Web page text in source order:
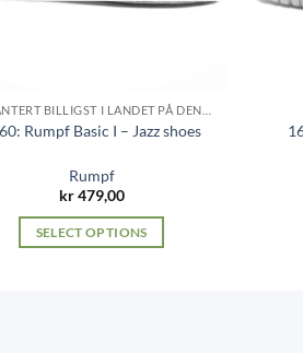
Rumpf Basic I – Jazz shoes
Rumpf
kr479,00
SELECT OPTIONS